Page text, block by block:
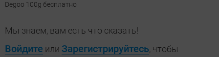
Degoo 100g бесплатно
Мы знаем, вам есть что сказать!
Войдите или Зарегистрируйтесь, чтобы